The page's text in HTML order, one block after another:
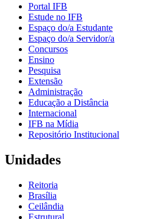
Portal IFB
Estude no IFB
Espaço do/a Estudante
Espaço do/a Servidor/a
Concursos
Ensino
Pesquisa
Extensão
Administração
Educação a Distância
Internacional
IFB na Mídia
Repositório Institucional
Unidades
Reitoria
Brasília
Ceilândia
Estrutural